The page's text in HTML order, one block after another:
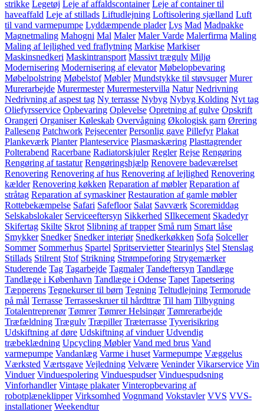
strikke Legetøj Leje af affaldscontainer Leje af container til
haveaffald Leje af stillads Liftudlejning Loftisolering sjælland Luft
til vand varmepumpe Lyddæmpende plader Lys Mad Madpakke
Magnetmaling Mahogni Mal Maler Maler Varde Malerfirma Maling
Maling af lejlighed ved fraflytning Markise Markiser
Maskinsnedkeri Maskintransport Massivt trægulv Miljø
Modernisering Modernisering af elevator Møbelopbevaring
Møbelpolstring Møbelstof Møbler Mundstykke til støvsuger Murer
Murerarbejde Murermester Murermestervilla Natur Nedrivning
Nedrivning af aspest tag Ny terrasse Nybyg Nybyg Kolding Nyt tag
Oliefyrsservice Opbevaring Oplevelse Opretning af gulve Opskrift
Orangeri Organiser Køleskab Overvågning Økologisk garn Ørering
Palleseng Patchwork Pejsecenter Personlig gave Pillefyr Plakat
Plankeværk Planter Planteservice Plasmaskæring Plasttagrender
Polterabend Racerbane Radiatorskjuler Regler Rejse Rengøring
Rengøring af tastatur Rengøringshjælp Renovere badeværelset
Renovering Renovering af hus Renovering af lejlighed Renovering
kælder Renovering køkken Reparation af møbler Reparation af
stråtag Reparation af symaskiner Restauration af gamle møbler
Rottebekæmpelse Safari Safefloor Salat Savværk Scoremiddag
Selskabslokaler Serviceeftersyn Sikkerhed SIlkecement Skadedyr
Skifertag Skilte Skrot Slibning af trapper Små rum Smart låse
Smykker Snedker Snedker interiør Snedkerkøkken Sofa Solceller
Sommer Sommerhus Spartel Spritservietter Stearinlys Stel Stenslag
Stillads Stilrent Stof Strikning Strømpeforing Strygemærker
Studerende Tag Tagarbejde Tagmaler Tandeftersyn Tandlæge
Tandlæge i København Tandlæge i Odense Tapet Tapetsering
Tæpperens Tegnekurser til børn Tegning Teltudlejning Termorude
på mål Terrasse Terrasseskruer til hårdttræ Til ham Tilbygning
Totalentreprenør Tømrer Tømrer Helsingør Tømrerarbejde
Træfældning Trægulv Træpiller Træterrasse Tyverisikring
Udskiftning af døre Udskiftning af vinduer Udvendig
træbeklædning Upcycling Møbler Vand med brus Vand
varmepumpe Vandanlæg Varme i huset Varmepumpe Væggelus
Værksted Værtsgave Vejledning Velvære Veninder Vikarservice Vin
Vinduer Vinduespolering Vinduespudser Vinduespudsning
Vinforhandler Vintage plakater Vinteropbevaring af
robotplæneklipper Virksomhed Vognmand Vokstavler VVS VVS-
installationer Weekendtur